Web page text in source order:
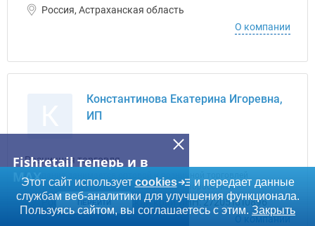
Россия, Астраханская область
О компании
Константинова Екатерина Игоревна,
ИП
Розничная торговля
Компания занимается оптовой и розничной торговлей
продуктами питания в г.Геленджик и Новороссийск
Россия, Краснодарский край ИНН: 272051810896
О компании
Fishretail теперь и в
MAX
ПЕРЕЙТИ
Этот сайт использует cookies
и передает данные
службам веб-аналитики для улучшения функционала.
Пользуясь сайтом, вы соглашаетесь с этим. Закрыть